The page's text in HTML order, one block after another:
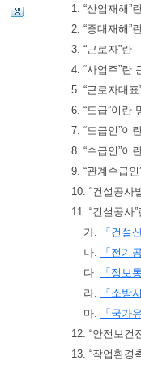
1. “산업재해
2. “중대재해”
3. “근로자”란
4. “사업주”란
5. “근로자대
6. “도급”이란
7. “도급인”이
8. “수급인”이
9. “관계수급
10. “건설공사
11. “건설공사
가.
「건설
나.
「전기
다.
「정보
라.
「소방
마.
「국가
12. “안전보건
13. “작업환경